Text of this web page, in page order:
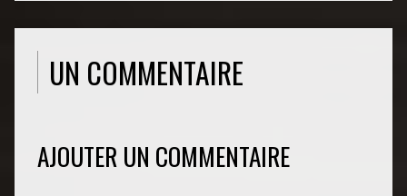
UN COMMENTAIRE
AJOUTER UN COMMENTAIRE